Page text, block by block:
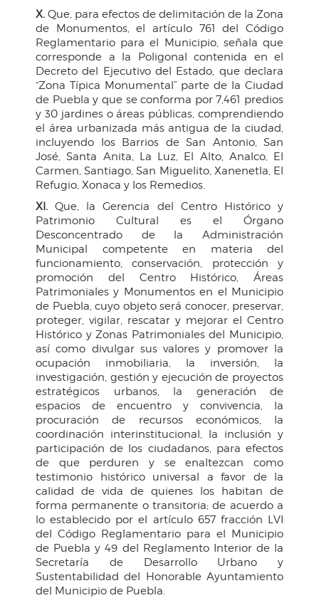
X. Que, para efectos de delimitación de la Zona
de Monumentos, el artículo 761 del Código
Reglamentario para el Municipio, señala que
corresponde a la Poligonal contenida en el
Decreto del Ejecutivo del Estado, que declara
“Zona Típica Monumental” parte de la Ciudad
de Puebla y que se conforma por 7,461 predios
y 30 jardines o áreas públicas, comprendiendo
el área urbanizada más antigua de la ciudad,
incluyendo los Barrios de San Antonio, San
José, Santa Anita, La Luz, El Alto, Analco, El
Carmen, Santiago, San Miguelito, Xanenetla, El
Refugio, Xonaca y los Remedios.
XI. Que, la Gerencia del Centro Histórico y
Patrimonio Cultural es el Órgano
Desconcentrado de la Administración
Municipal competente en materia del
funcionamiento, conservación, protección y
promoción del Centro Histórico, Áreas
Patrimoniales y Monumentos en el Municipio
de Puebla, cuyo objeto será conocer, preservar,
proteger, vigilar, rescatar y mejorar el Centro
Histórico y Zonas Patrimoniales del Municipio,
así como divulgar sus valores y promover la
ocupación inmobiliaria, la inversión, la
investigación, gestión y ejecución de proyectos
estratégicos urbanos, la generación de
espacios de encuentro y convivencia, la
procuración de recursos económicos, la
coordinación interinstitucional, la inclusión y
participación de los ciudadanos, para efectos
de que perduren y se enaltezcan como
testimonio histórico universal a favor de la
calidad de vida de quienes los habitan de
forma permanente o transitoria; de acuerdo a
lo establecido por el artículo 657 fracción LVI
del Código Reglamentario para el Municipio
de Puebla y 49 del Reglamento Interior de la
Secretaría de Desarrollo Urbano y
Sustentabilidad del Honorable Ayuntamiento
del Municipio de Puebla.